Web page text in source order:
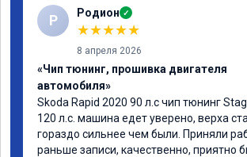
Р Родион ✓
★★★★★
8 апреля 2026
«Чип тюнинг, прошивка двигателя
автомобиля»
Skoda Rapid 2020 90 л.с чип тюнинг
120 л.с. машина едет уверено, верха
гораздо сильнее чем были. Приняли
раньше записи, качественно, приятно